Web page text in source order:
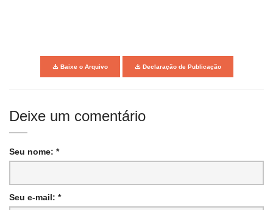
Baixe o Arquivo Declaração de Publicação
Deixe um comentário
Seu nome: *
Seu e-mail: *